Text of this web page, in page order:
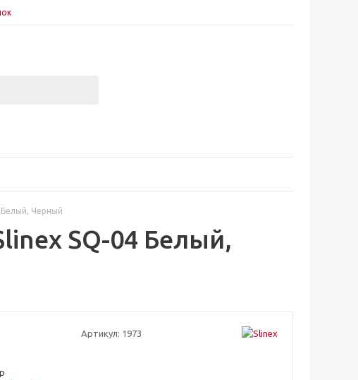
Черный
SQ-04 Белый,
Артикул: 1973